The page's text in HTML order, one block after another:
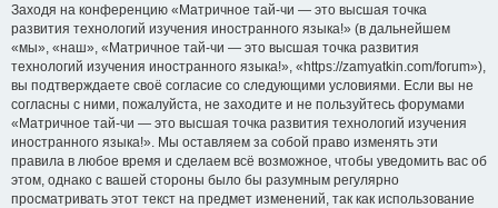
Заходя на конференцию «Матричное тай-чи — это высшая точка
развития технологий изучения иностранного языка!» (в дальнейшем
«мы», «наш», «Матричное тай-чи — это высшая точка развития
технологий изучения иностранного языка!», «https://zamyatkin.com/forum»),
вы подтверждаете своё согласие со следующими условиями. Если вы не
согласны с ними, пожалуйста, не заходите и не пользуйтесь форумами
«Матричное тай-чи — это высшая точка развития технологий изучения
иностранного языка!». Мы оставляем за собой право изменять эти
правила в любое время и сделаем всё возможное, чтобы уведомить вас об
этом, однако с вашей стороны было бы разумным регулярно
просматривать этот текст на предмет изменений, так как использование